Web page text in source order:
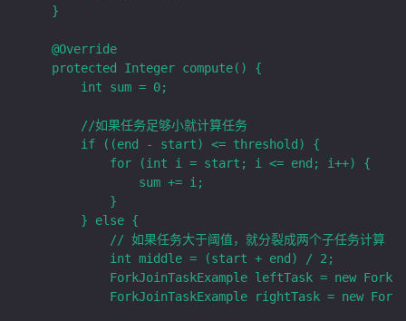
    }
    @Override
    protected Integer compute() {
        int sum = 0;
        //如果任务足够小就计算任务
        if ((end - start) <= threshold) {
            for (int i = start; i <= end; i++) {
                sum += i;
            }
        } else {
            // 如果任务大于阈值，就分裂成两个子任务计算
            int middle = (start + end) / 2;
ForkJoinTaskExample leftTask = new
ForkJoinTaskExample rightTask = new